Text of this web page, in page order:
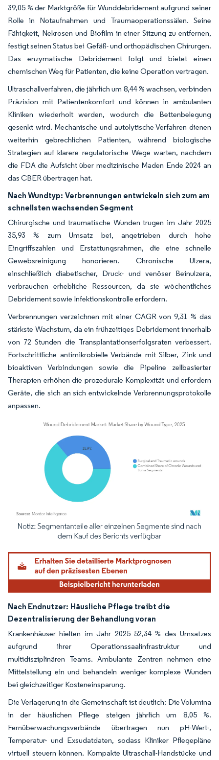
39,05 % der Marktgröße für Wunddebridement aufgrund seiner
Rolle in Notaufnahmen und Traumaoperationssälen. Seine
Fähigkeit, Nekrosen und Biofilm in einer Sitzung zu entfernen,
festigt seinen Status bei Gefäß- und orthopädischen Chirurgen.
Das enzymatische Debridement folgt und bietet einen
chemischen Weg für Patienten, die keine Operation vertragen.
Ultraschallverfahren, die jährlich um 8,44 % wachsen, verbinden
Präzision mit Patientenkomfort und können in ambulanten
Kliniken wiederholt werden, wodurch die Bettenbelegung
gesenkt wird. Mechanische und autolytische Verfahren dienen
weiterhin gebrechlichen Patienten, während biologische
Strategien auf klarere regulatorische Wege warten, nachdem
die FDA die Aufsicht über medizinische Maden Ende 2024 an
das CBER übertragen hat.
Nach Wundtyp: Verbrennungen entwickeln sich zum am
schnellsten wachsenden Segment
Chirurgische und traumatische Wunden trugen im Jahr 2025
35,93 % zum Umsatz bei, angetrieben durch hohe
Eingriffszahlen und Erstattungsrahmen, die eine schnelle
Gewebsreinigung honorieren. Chronische Ulzera,
einschließlich diabetischer, Druck- und venöser Beinulzera,
verbrauchen erhebliche Ressourcen, da sie wöchentliches
Debridement sowie Infektionskontrolle erfordern.
Verbrennungen verzeichnen mit einer CAGR von 9,31 % das
stärkste Wachstum, da ein frühzeitiges Debridement innerhalb
von 72 Stunden die Transplantationserfolgsraten verbessert.
Fortschrittliche antimikrobielle Verbände mit Silber, Zink und
bioaktiven Verbindungen sowie die Pipeline zellbasierter
Therapien erhöhen die prozedurale Komplexität und erfordern
Geräte, die sich an sich entwickelnde Verbrennungsprotokolle
anpassen.
Bild © Mordor Intelligence. Wiederverwendung erfordert Namensnennung
Nach Endnutzer: Häusliche Pflege treibt die
Dezentralisierung der Behandlung voran
Krankenhäuser hielten im Jahr 2025 52,34 % des Umsatzes
aufgrund ihrer Operationssaalinfrastruktur und
multidisziplinären Teams. Ambulante Zentren nehmen eine
Mittelstellung ein und behandeln weniger komplexe Wunden
bei gleichzeitiger Kosteneinsparung.
Die Verlagerung in die Gemeinschaft ist deutlich: Die Volumina
in der häuslichen Pflege steigen jährlich um 8,05 %.
Fernüberwachungsverbände übertragen nun pH-Wert-,
Temperatur- und Exsudatdaten, sodass Kliniker Pflegepläne
virtuell steuern können. Kompakte Ultraschall-Handstücke und